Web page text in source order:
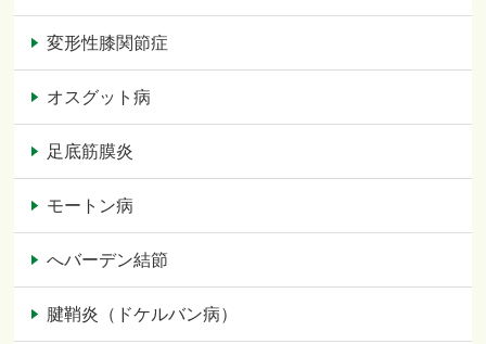
変形性膝関節症
オスグット病
足底筋膜炎
モートン病
へバーデン結節
腱鞘炎（ドケルバン病）